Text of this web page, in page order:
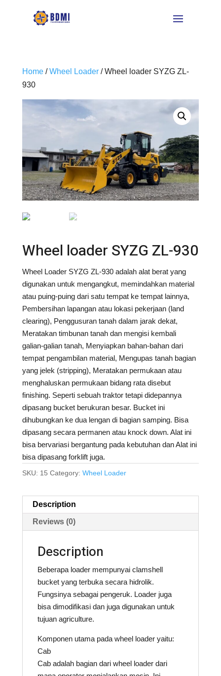
Home/Wheel Loader/ Wheel loader SYZG ZL-
930
Wheel loader SYZG ZL-930
Wheel Loader SYZG ZL-930 adalah alat berat yang
digunakan untuk mengangkut, memindahkan material
atau puing-puing dari satu tempat ke tempat lainnya,
Pembersihan lapangan atau lokasi pekerjaan (land
clearing), Penggusuran tanah dalam jarak dekat,
Meratakan timbunan tanah dan mengisi kembali
galian-galian tanah, Menyiapkan bahan-bahan dari
tempat pengambilan material, Mengupas tanah bagian
yang jelek (stripping), Meratakan permukaan atau
menghaluskan permukaan bidang rata disebut
finishing. Seperti sebuah traktor tetapi didepannya
dipasang bucket berukuran besar. Bucket ini
dihubungkan ke dua lengan di bagian samping. Bisa
dipasang secara permanen atau knock down. Alat ini
bisa bervariasi bergantung pada kebutuhan dan Alat ini
bisa dipasang forklift juga.
SKU: 15 Category: Wheel Loader
Description
Reviews (0)
Description
Beberapa loader mempunyai clamshell
bucket yang terbuka secara hidrolik.
Fungsinya sebagai pengeruk. Loader juga
bisa dimodifikasi dan juga digunakan untuk
tujuan agriculture.
Komponen utama pada wheel loader yaitu:
Cab
Cab adalah bagian dari wheel loader dari